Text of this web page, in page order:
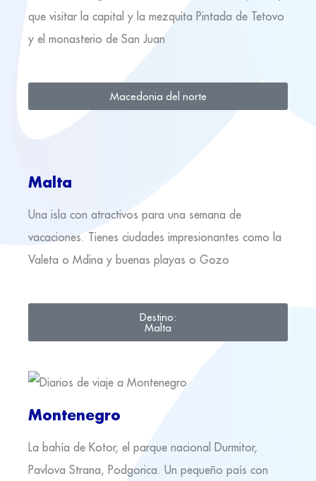
que visitar la capital y la mezquita Pintada de Tetovo
y el monasterio de San Juan
Macedonia del norte
Malta
Una isla con atractivos para una semana de
vacaciones. Tienes ciudades impresionantes como la
Valeta o Mdina y buenas playas o Gozo
Destino:
Malta
Montenegro
La bahía de Kotor, el parque nacional Durmitor,
Pavlova Strana, Podgorica. Un pequeño país con